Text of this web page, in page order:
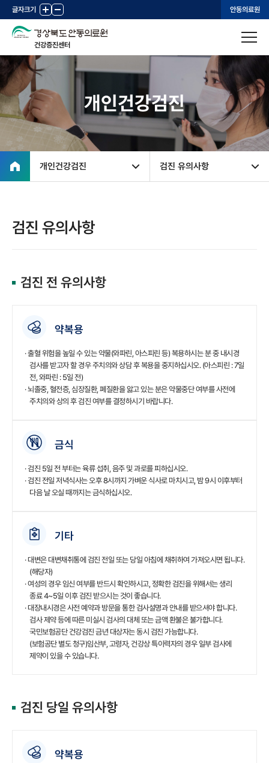
글자크기 + - 안동의료원
건강증진센터
개인건강검진
검진 유의사항
개인건강검진 검진 유의사항
검진 전 유의사항
약복용
· 출혈 위험을 높일 수 있는 약물(와파린, 아스피린 등) 복용하시는 분 중 내시경
검사를 받고자 할 경우 주치의와 상담 후 복용을 중지하십시오. (아스피린 : 7일
전, 와파린 : 5일 전)
· 뇌졸중, 혈전증, 심장질환, 폐질환을 앓고 있는 분은 약물중단 여부를 사전에
주치의와 상의 후 검진 여부를 결정하시기 바랍니다.
금식
· 검진 5일 전 부터는 육류 섭취, 음주 및 과로를 피하십시오.
· 검진 전일 저녁식사는 오후 8시까지 가벼운 식사로 마치시고, 밤 9시 이후부터
다음 날 오실 때까지는 금식하십시오.
기타
· 대변은 대변채취통에 검진 전일 또는 당일 아침에 채취하여 가져오시면 됩니다.
(해당자)
· 여성의 경우 임신 여부를 반드시 확인하시고, 정확한 검진을 위해서는 생리
종료 4~5일 이후 검진 받으시는 것이 좋습니다.
· 대장내시경은 사전 예약과 방문을 통한 검사설명과 안내를 받으셔야 합니다.
검사 제약 등에 따른 미실시 검사의 대체 또는 금액 환불은 불가합니다.
국민보험공단 건강검진 금년 대상자는 동시 검진 가능합니다.
(보험공단 별도 청구)임산부, 고령자, 건강상 특이력자의 경우 일부 검사에
제약이 있을 수 있습니다.
검진 당일 유의사항
약복용